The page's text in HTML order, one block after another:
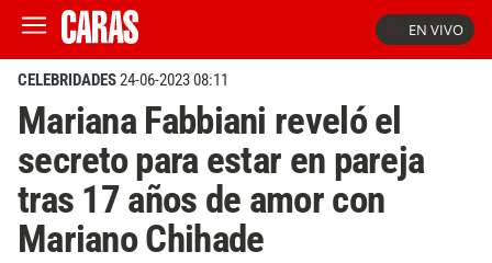
EN VIVO
CELEBRIDADES24-06-2023 08:11
Mariana Fabbiani reveló el
secreto para estar en pareja
tras 17 años de amor con
Mariano Chihade